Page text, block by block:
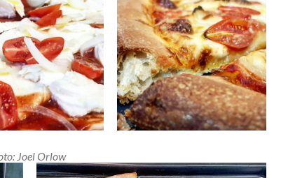
Joel Orlow